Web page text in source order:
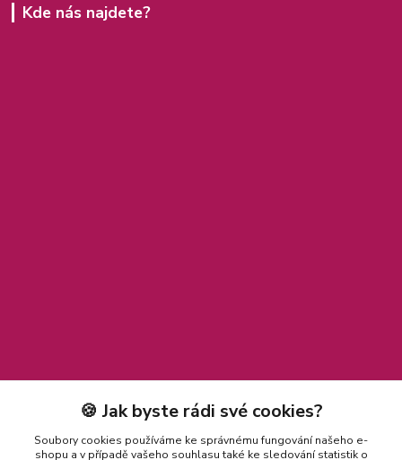
Kde nás najdete?
🍪 Jak byste rádi své cookies?
Soubory cookies používáme ke správnému fungování našeho e-
shopu a v případě vašeho souhlasu také ke sledování statistik o